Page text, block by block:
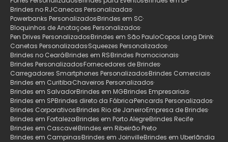
Brindes no RJCanecas Personalizadas
Powerbanks PersonalizadosBrindes em SC
Bloquinhos de Anotaçoes Personalizados
Pen Drives PersonalizadosBrindes em São PauloCopos Long Drink
Canetas PersonalizadasSqueezes Personalizados
Brindes no CearáBrindes em RSBrindes Promocionais
Brindes PersonalizadosFornecedores de Brindes
Carregadores Smartphones PersonalizadosBrindes Comerciais
Brindes em CuritibaChaveiros Personalizados
Brindes em SalvadorBrindes em MGBrindes Empresariais
Brindes em SPBrindes direto da FábricaPencards Personalizados
Brindes CorporativosBrindes Rio de JaneiroEmpresa de Brindes
Brindes em FortalezaBrindes em Porto AlegreBrindes Recife
Brindes em CascavelBrindes em Ribeirão Preto
Brindes em CampinasBrindes em JoinvilleBrindes em Uberlãndia